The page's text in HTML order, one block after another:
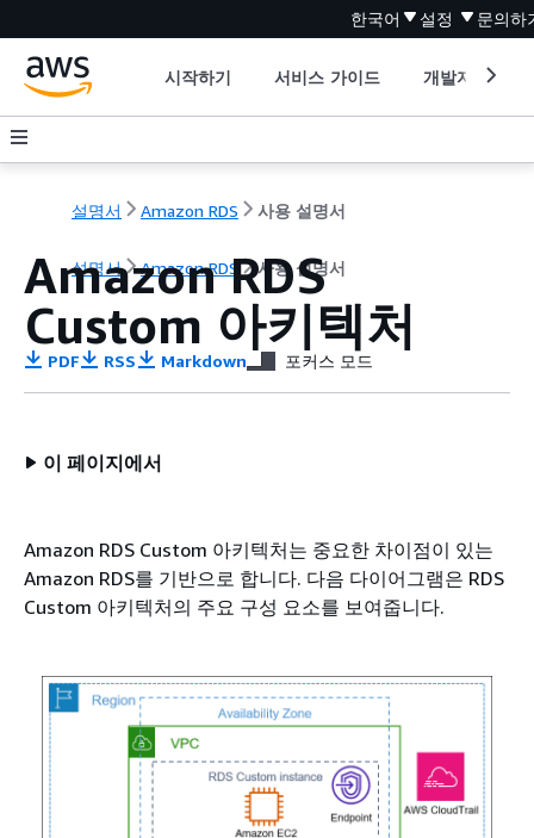
한국어 설정 문의하
시작하기 서비스 가이드 개발자 도구
설명서 Amazon RDS 사용 설명서
설명서 Amazon RDS 사용 설명서
Amazon RDS
Custom 아키텍처
PDF RSS Markdown 포커스 모드
이 페이지에서
Amazon RDS Custom 아키텍처는 중요한 차이점이 있는
Amazon RDS를 기반으로 합니다. 다음 다이어그램은 RDS
Custom 아키텍처의 주요 구성 요소를 보여줍니다.